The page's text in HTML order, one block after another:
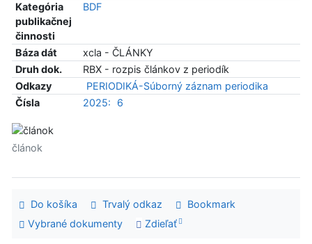
Kategória
publikačnej
činnosti
BDF
Báza dát
xcla - ČLÁNKY
Druh dok.
RBX - rozpis článkov z periodík
Odkazy
PERIODIKÁ-Súborný záznam periodika
Čísla
2025: 6
článok
Do košíka Trvalý odkaz
Bookmark
Vybrané dokumenty
Zdieľať